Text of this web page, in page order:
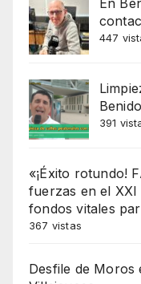
447
391
«¡Éxito rotundo!
fuerzas en el XXI
fondos vitales
367 vistas
Desfile de Moros